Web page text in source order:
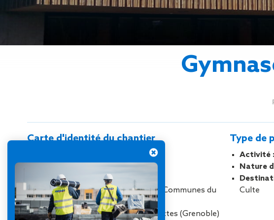
Pluviales (GEP)
Hygrométrie
adiabatique
amiante/Désamiantage
Végétalisation de
toiture
à l’air
Carte d'identité du chantier
Agence :Grenoble
Maître d’ouvrage :Communauté de Communes du
Pays de Seyne
Maître d’oeuvre :Composite Architectes (Grenoble)
Type de
Activité :
Nature
Culte